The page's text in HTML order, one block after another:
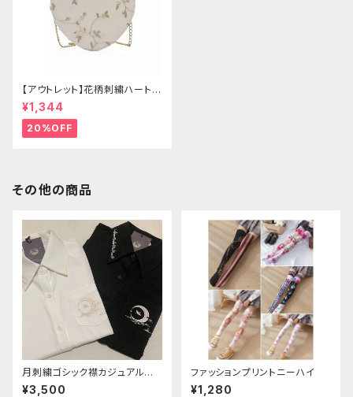
【アウトレット】花柄刺繍ハートバ
ッグ
¥1,344
20%OFF
その他の商品
月刺繍ゴシック襟カジュアルブラ
ウス(長袖)
¥3,500
ファッションプリントニーハイ
¥1,280